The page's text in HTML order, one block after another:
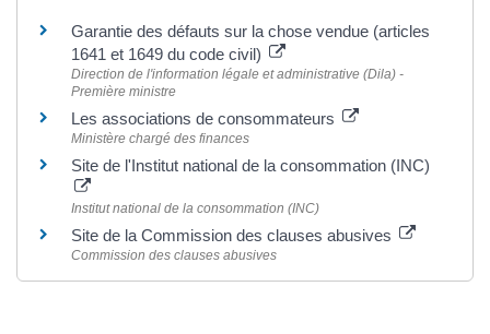
Garantie des défauts sur la chose vendue (articles
1641 et 1649 du code civil)
Direction de l'information légale et administrative (Dila) -
Première ministre
Les associations de consommateurs
Ministère chargé des finances
Site de l'Institut national de la consommation (INC)
Institut national de la consommation (INC)
Site de la Commission des clauses abusives
Commission des clauses abusives